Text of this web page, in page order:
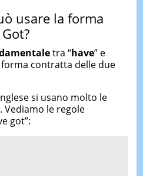
usare la forma
tra “have” e
forma contratta delle due
si usano molto le
le regole
got”: